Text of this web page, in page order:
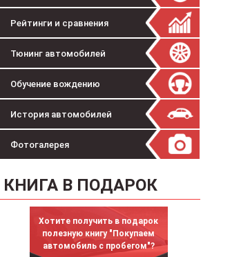
Рейтинги и сравнения
Тюнинг автомобилей
Обучение вождению
История автомобилей
Фотогалерея
КНИГА В ПОДАРОК
Хотите получить в подарок
полезную книгу "Покупаем
автомобиль с пробегом"?